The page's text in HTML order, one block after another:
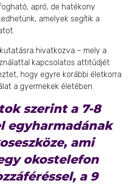
apró, de hatékony
amelyek segítik a
hivatkozva – mely a
kapcsolatos attitűdjét
hogy egyre korábbi életkorra
a gyermekek életében.
szerint a 7-8
egyharmadának
ami
okostelefon
a 9